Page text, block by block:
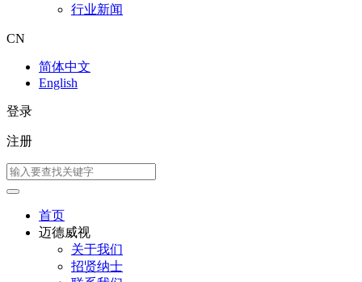
行业新闻
CN
简体中文
English
登录
注册
首页
迈德威视
关于我们
招贤纳士